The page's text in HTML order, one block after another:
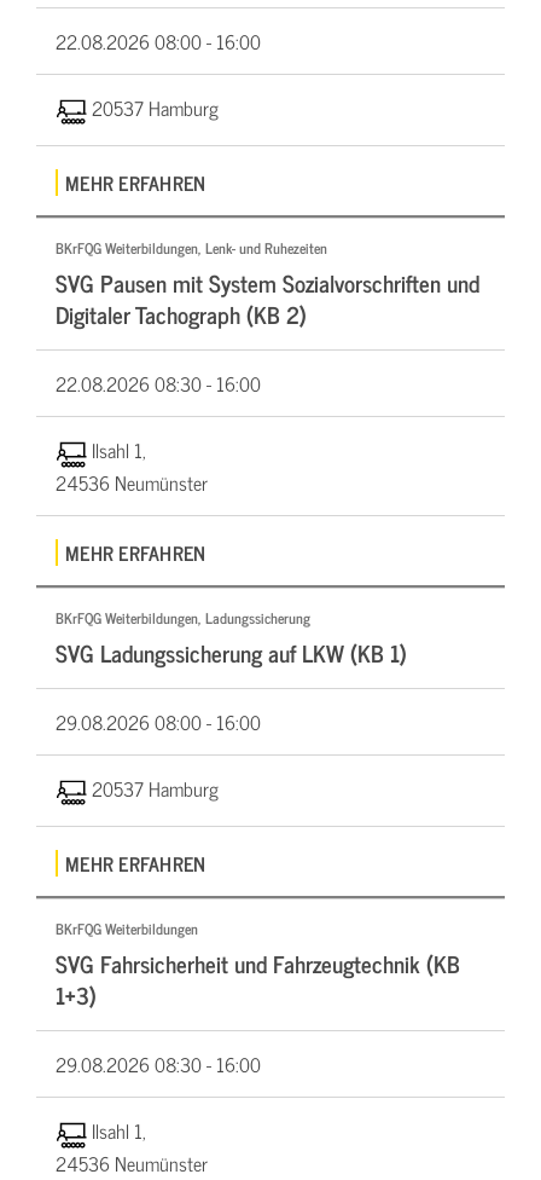
22.08.202608:00 - 16:00
20537 Hamburg
MEHR ERFAHREN
BKrFQG Weiterbildungen, Lenk- und Ruhezeiten
SVG Pausen mit System Sozialvorschriften und
Digitaler Tachograph (KB 2)
22.08.202608:30 - 16:00
Ilsahl 1,
24536 Neumünster
MEHR ERFAHREN
BKrFQG Weiterbildungen, Ladungssicherung
SVG Ladungssicherung auf LKW (KB 1)
29.08.202608:00 - 16:00
20537 Hamburg
MEHR ERFAHREN
BKrFQG Weiterbildungen
SVG Fahrsicherheit und Fahrzeugtechnik (KB
1+3)
29.08.202608:30 - 16:00
Ilsahl 1,
24536 Neumünster